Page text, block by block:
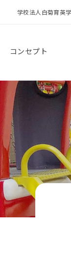
学校法人白菊育英
コンセプト